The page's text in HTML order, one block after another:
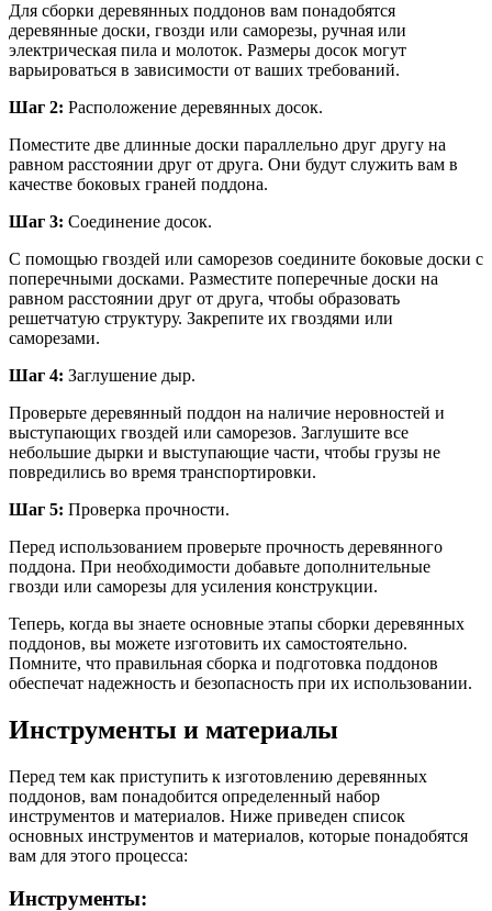
Для сборки деревянных поддонов вам понадобятся
деревянные доски, гвозди или саморезы, ручная или
электрическая пила и молоток. Размеры досок могут
варьироваться в зависимости от ваших требований.
Шаг 2: Расположение деревянных досок.
Поместите две длинные доски параллельно друг другу на
равном расстоянии друг от друга. Они будут служить вам в
качестве боковых граней поддона.
Шаг 3: Соединение досок.
С помощью гвоздей или саморезов соедините боковые доски с
поперечными досками. Разместите поперечные доски на
равном расстоянии друг от друга, чтобы образовать
решетчатую структуру. Закрепите их гвоздями или
саморезами.
Шаг 4: Заглушение дыр.
Проверьте деревянный поддон на наличие неровностей и
выступающих гвоздей или саморезов. Заглушите все
небольшие дырки и выступающие части, чтобы грузы не
повредились во время транспортировки.
Шаг 5: Проверка прочности.
Перед использованием проверьте прочность деревянного
поддона. При необходимости добавьте дополнительные
гвозди или саморезы для усиления конструкции.
Теперь, когда вы знаете основные этапы сборки деревянных
поддонов, вы можете изготовить их самостоятельно.
Помните, что правильная сборка и подготовка поддонов
обеспечат надежность и безопасность при их использовании.
Инструменты и материалы
Перед тем как приступить к изготовлению деревянных
поддонов, вам понадобится определенный набор
инструментов и материалов. Ниже приведен список
основных инструментов и материалов, которые понадобятся
вам для этого процесса:
Инструменты: